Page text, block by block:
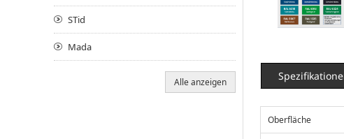
Oberfläche
STid
Mada
Alle anzeigen